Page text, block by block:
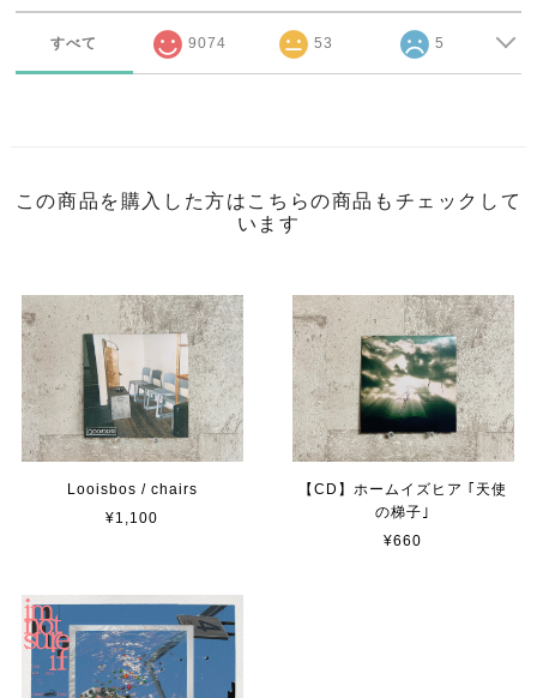
すべて 9074 53 5
この商品を購入した方はこちらの商品もチェックして
います
Looisbos / chairs
¥1,100
【CD】ホームイズヒア ｢天使
の梯子｣
¥660